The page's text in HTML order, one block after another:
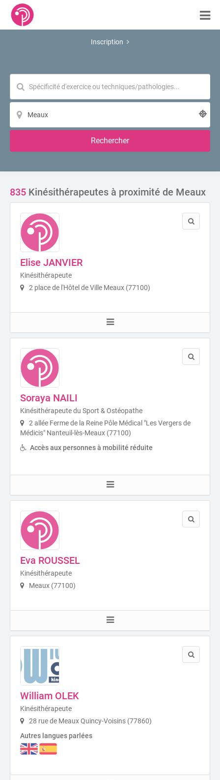
Inscription
Rechercher
835 Kinésithérapeutes à proximité de Meaux
Elise JANVIER
Kinésithérapeute
2 place de l'Hôtel de Ville Meaux (77100)
Soraya NAILI
Kinésithérapeute du Sport & Ostéopathe
2 allée Ferme de la Reine Pôle Médical "Les Vergers de
Médicis" Nanteuil-lès-Meaux (77100)
Accès aux personnes à mobilité réduite
Eva ROUSSEL
Kinésithérapeute
Meaux (77100)
William OLEK
Kinésithérapeute
28 rue de Meaux Quincy-Voisins (77860)
Autres langues parlées